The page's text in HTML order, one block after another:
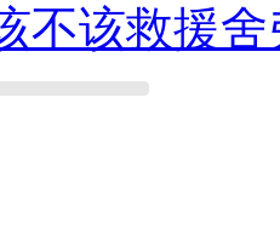
不该救援舍